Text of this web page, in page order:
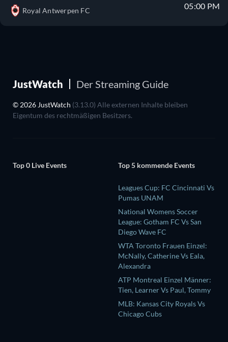
Royal Antwerpen FC 05:00 PM
JustWatch Der Streaming Guide
© 2026 JustWatch (3.13.0) Alle externen Inhalte bleiben
Eigentum des rechtmäßigen Besitzers.
Top 0 Live Events Top 5 kommende Events
Leagues Cup: FC Cincinnati Vs
Pumas UNAM
National Womens Soccer
League: Gotham FC Vs San
Diego Wave FC
WTA Toronto Frauen Einzel:
McNally, Catherine Vs Eala,
Alexandra
ATP Montreal Einzel Männer:
Tien, Learner Vs Paul, Tommy
MLB: Kansas City Royals Vs
Chicago Cubs